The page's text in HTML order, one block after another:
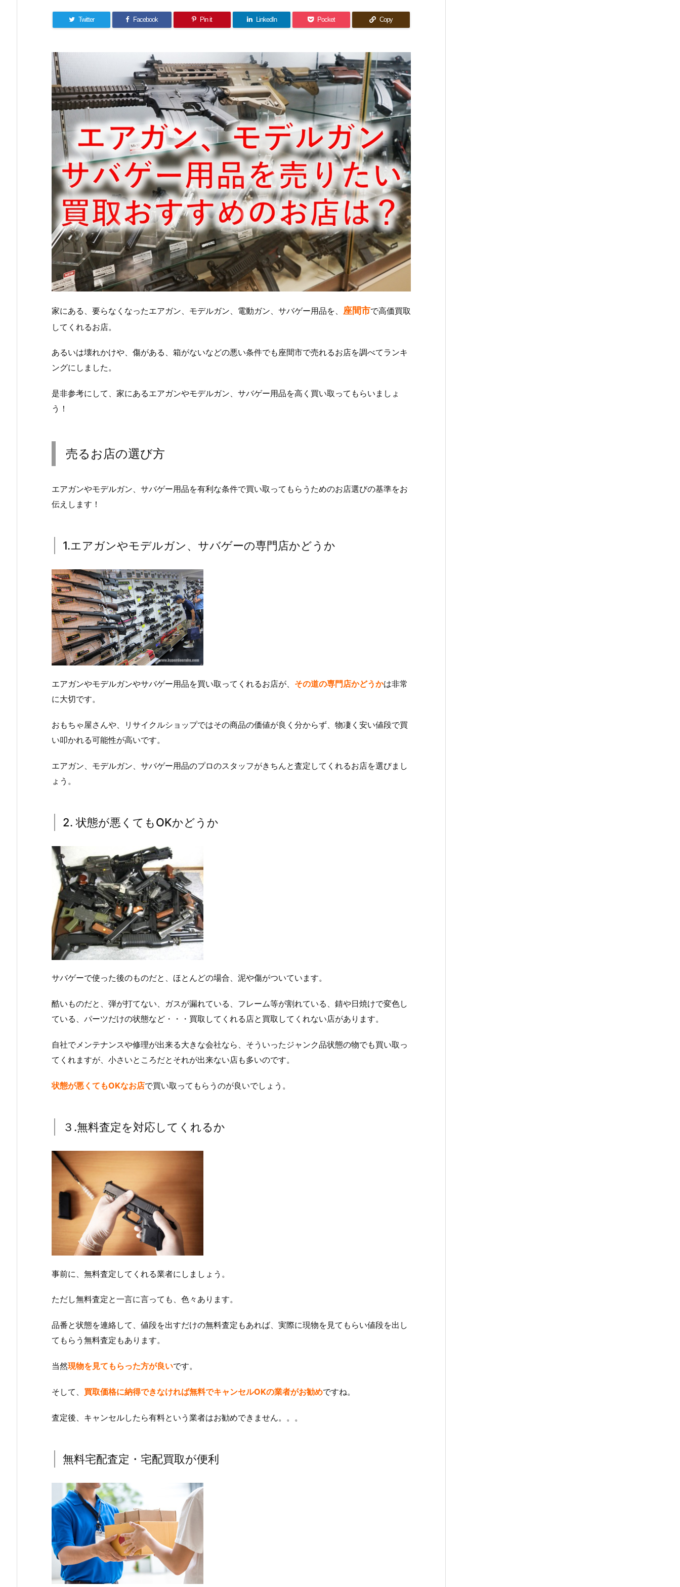
Twitter Facebook Pin it LinkedIn Pocket Copy
家にある、要らなくなったエアガン、モデルガン、電動ガン、サバゲー用品を、 座間市で高価買取
してくれるお店。
あるいは壊れかけや、傷がある、箱がないなどの悪い条件でも座間市で売れるお店を調べてランキ
ングにしました。
是非参考にして、家にあるエアガンやモデルガン、サバゲー用品を高く買い取ってもらいましょ
う！
売るお店の選び方
エアガンやモデルガン、サバゲー用品を有利な条件で買い取ってもらうためのお店選びの基準をお
伝えします！
1.エアガンやモデルガン、サバゲーの専門店かどうか
エアガンやモデルガンやサバゲー用品を買い取ってくれるお店が、 その道の専門店かどうかは非常
に大切です。
おもちゃ屋さんや、リサイクルショップではその商品の価値が良く分からず、物凄く安い値段で買
い叩かれる可能性が高いです。
エアガン、モデルガン、サバゲー用品のプロのスタッフがきちんと査定してくれるお店を選びまし
ょう。
2. 状態が悪くてもOKかどうか
サバゲーで使った後のものだと、ほとんどの場合、泥や傷がついています。
酷いものだと、弾が打てない、ガスが漏れている、フレーム等が割れている、錆や日焼けで変色し
ている、パーツだけの状態など・・・買取してくれる店と買取してくれない店があります。
自社でメンテナンスや修理が出来る大きな会社なら、そういったジャンク品状態の物でも買い取っ
てくれますが、小さいところだとそれが出来ない店も多いのです。
状態が悪くてもOKなお店で買い取ってもらうのが良いでしょう。
３.無料査定を対応してくれるか
事前に、無料査定してくれる業者にしましょう。
ただし無料査定と一言に言っても、色々あります。
品番と状態を連絡して、値段を出すだけの無料査定もあれば、実際に現物を見てもらい値段を出し
てもらう無料査定もあります。
当然現物を見てもらった方が良いです。
そして、 買取価格に納得できなければ無料でキャンセルOKの業者がお勧めですね。
査定後、キャンセルしたら有料という業者はお勧めできません。。。
無料宅配査定・宅配買取が便利